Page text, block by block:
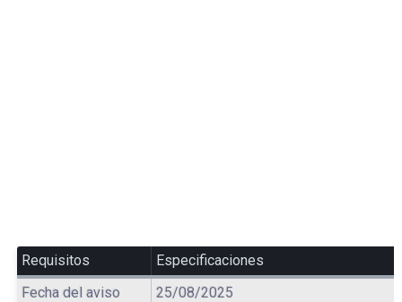
Requisitos
Especificaciones
Fecha del aviso
25/08/2025